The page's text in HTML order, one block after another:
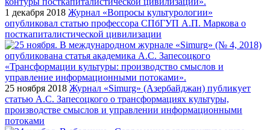
1 декабря 2018 Журнал «Вопросы культурологии»
опубликовал статью профессора СПбГУП А.П. Маркова о
посткапиталистической цивилизации
25 ноября 2018 Журнал «Simurg» (Азербайджан) публикует
статью А.С. Запесоцкого о трансформациях культуры,
производстве смыслов и управлении информационными
потоками